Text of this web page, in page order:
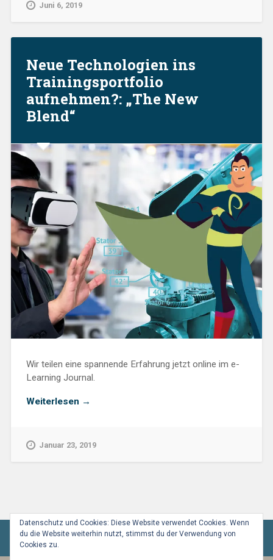
Juni 6, 2019
Neue Technologien ins
Trainingsportfolio
aufnehmen?: „The New
Blend“
Wir teilen eine spannende Erfahrung jetzt online im e-
Learning Journal.
Weiterlesen „Neue
Trainingsportfolio
→
Januar 23, 2019
Datenschutz und Cookies: Diese Website verwendet Cookies. Wenn
du die Website weiterhin nutzt, stimmst du der Verwendung von
Cookies zu.